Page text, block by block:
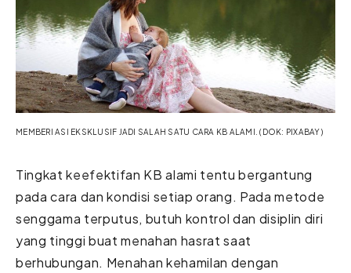
MEMBERI ASI EKSKLUSIF JADI SALAH SATU CARA KB ALAMI. (DOK: PIXABAY)
Tingkat keefektifan KB alami tentu bergantung
pada cara dan kondisi setiap orang. Pada metode
senggama terputus, butuh kontrol dan disiplin diri
yang tinggi buat menahan hasrat saat
berhubungan. Menahan kehamilan dengan